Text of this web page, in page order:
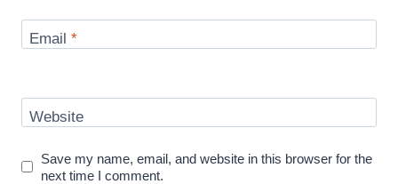
Email *
Website
Save my name, email, and website in this browser for the
next time I comment.